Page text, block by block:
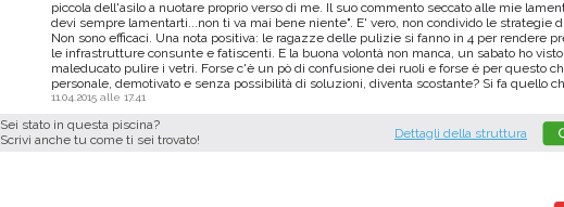
piccola dell'asilo a nuotare proprio verso di me. Il suo commento seccato alle mie
devi sempre lamentarti...non ti va mai bene niente". E' vero, non condivido le strategie
Non sono efficaci. Una nota positiva: le ragazze delle pulizie si fanno in 4 per rendere
le infrastrutture consunte e fatiscenti. E la buona volontà non manca, un sabato ho
maleducato pulire i vetri. Forse c'è un pò di confusione dei ruoli e forse è per questo
personale, demotivato e senza possibilità di soluzioni, diventa scostante? Si fa quello
11.04.2015 alle 17.41
Sei stato in questa piscina?
Scrivi anche tu come ti sei trovato!
Dettagli della struttura
5°
Centro Natatorio Montecchio Maggiore
Montecchio Maggiore - (VI)
Media voto 4,7 da 19 votanti
1°
Media voto 5,0 da 6